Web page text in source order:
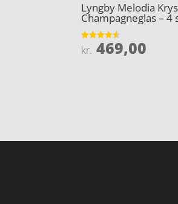
Lyngby Melodia
Champagneglas – 4
Vurderet
4.5
kr. 469,00